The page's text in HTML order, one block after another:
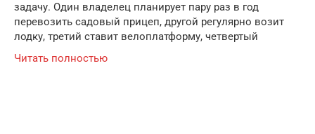
задачу. Один владелец планирует пару раз в год
перевозить садовый прицеп, другой регулярно возит
лодку, третий ставит велоплатформу, четвертый
Читать полностью